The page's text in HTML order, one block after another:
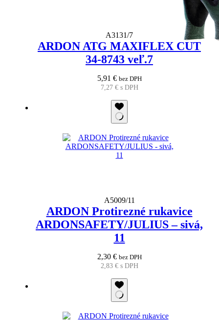
A3131/7
ARDON ATG MAXIFLEX CUT
34-8743 veľ.7
5,91 € bez DPH
7,27 €s DPH
A5009/11
ARDON Protirezné rukavice
ARDONSAFETY/JULIUS – sivá,
11
2,30 € bez DPH
2,83 €s DPH